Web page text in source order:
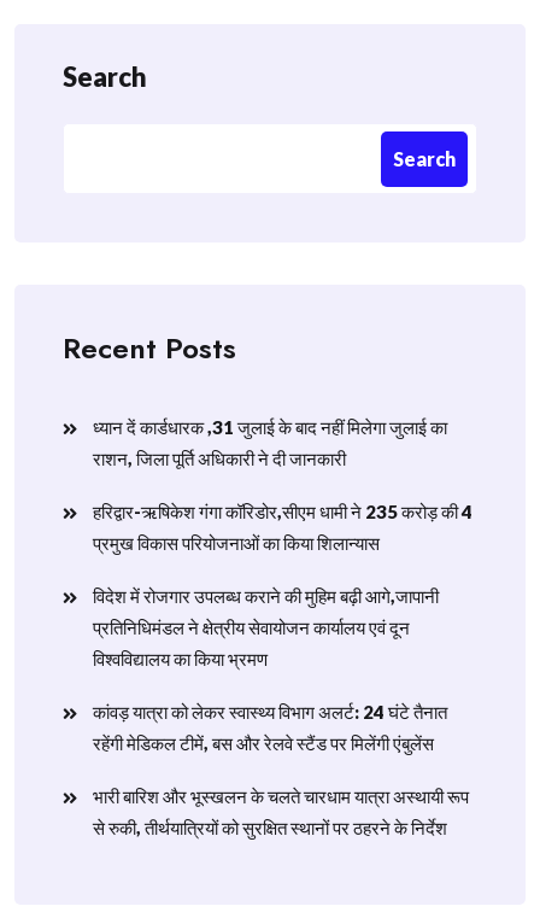
Search
Search
Recent Posts
ध्यान दें कार्डधारक ,31 जुलाई के बाद नहीं मिलेगा जुलाई का
राशन, जिला पूर्ति अधिकारी ने दी जानकारी
हरिद्वार-ऋषिकेश गंगा कॉरिडोर,सीएम धामी ने 235 करोड़ की 4
प्रमुख विकास परियोजनाओं का किया शिलान्यास
विदेश में रोजगार उपलब्ध कराने की मुहिम बढ़ी आगे,जापानी
प्रतिनिधिमंडल ने क्षेत्रीय सेवायोजन कार्यालय एवं दून
विश्वविद्यालय का किया भ्रमण
​कांवड़ यात्रा को लेकर स्वास्थ्य विभाग अलर्ट: 24 घंटे तैनात
रहेंगी मेडिकल टीमें, बस और रेलवे स्टैंड पर मिलेंगी एंबुलेंस
​भारी बारिश और भूस्खलन के चलते चारधाम यात्रा अस्थायी रूप
से रुकी, तीर्थयात्रियों को सुरक्षित स्थानों पर ठहरने के निर्देश